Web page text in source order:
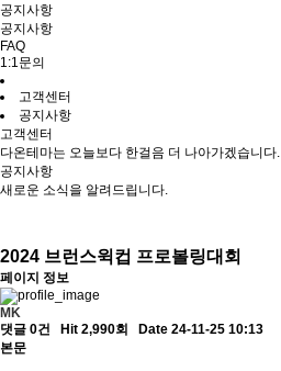
공지사항
공지사항
FAQ
1:1문의
고객센터
공지사항
고객센터
다온테마는 오늘보다 한걸음 더 나아가겠습니다.
공지사항
새로운 소식을 알려드립니다.
2024 브런스윅컵 프로볼링대회
페이지 정보
MK
댓글 0건
Hit 2,990회
Date 24-11-25 10:13
본문